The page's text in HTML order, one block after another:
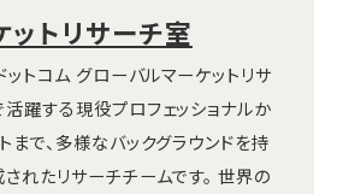
ットリサーチ室
ットコム グローバルマーケットリサ
躍する現役プロフェッショナルか
まで、多様なバックグラウンドを持
れたリサーチチームです。 世界の